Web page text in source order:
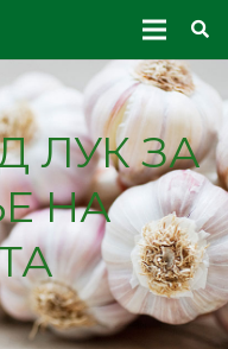
ЛУК ЗА
НА